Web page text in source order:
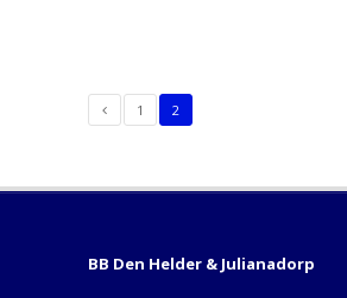
1 2
BB Den Helder & Julianadorp